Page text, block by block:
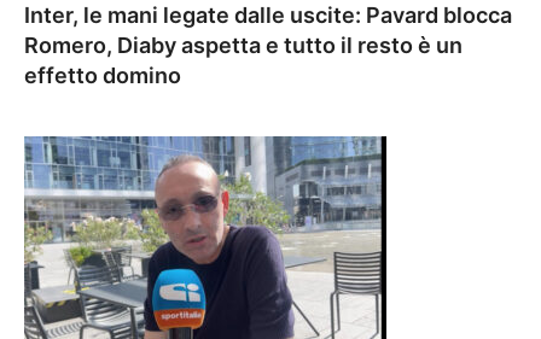
Inter, le mani legate dalle uscite: Pavard blocca
Romero, Diaby aspetta e tutto il resto è un
effetto domino